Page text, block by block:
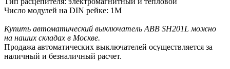
Число модулей на DIN рейке: 1M
Купить автоматический выключатель ABB SH201L можно
на наших складах в Москве.
Продажа автоматических выключателей осуществляется за
наличный и безналичный расчет.